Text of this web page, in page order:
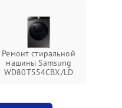
Ремонт стиральной
машины Samsung
WD80T554CBX/LD